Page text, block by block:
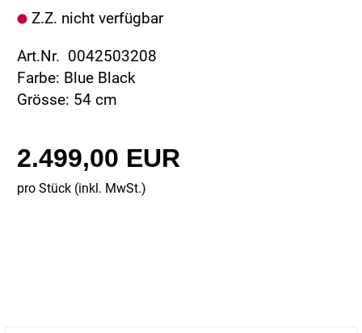
Z.Z. nicht verfügbar
Art.Nr. 0042503208
Farbe: Blue Black
Grösse: 54 cm
2.499,00 EUR
pro Stück (inkl. MwSt.)